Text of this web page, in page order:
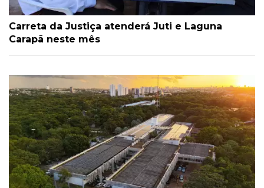
Carreta da Justiça atenderá Juti e Laguna
Carapã neste mês